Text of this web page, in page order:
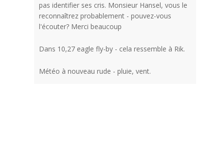
pas identifier ses cris. Monsieur Hansel, vous le
reconnaîtrez probablement - pouvez-vous
l'écouter? Merci beaucoup
Dans 10,27 eagle fly-by - cela ressemble à Rik.
Météo à nouveau rude - pluie, vent.